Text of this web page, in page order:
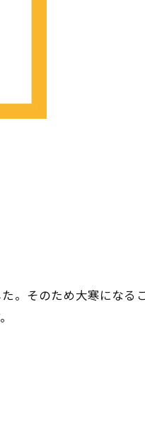
。そのため大寒になる